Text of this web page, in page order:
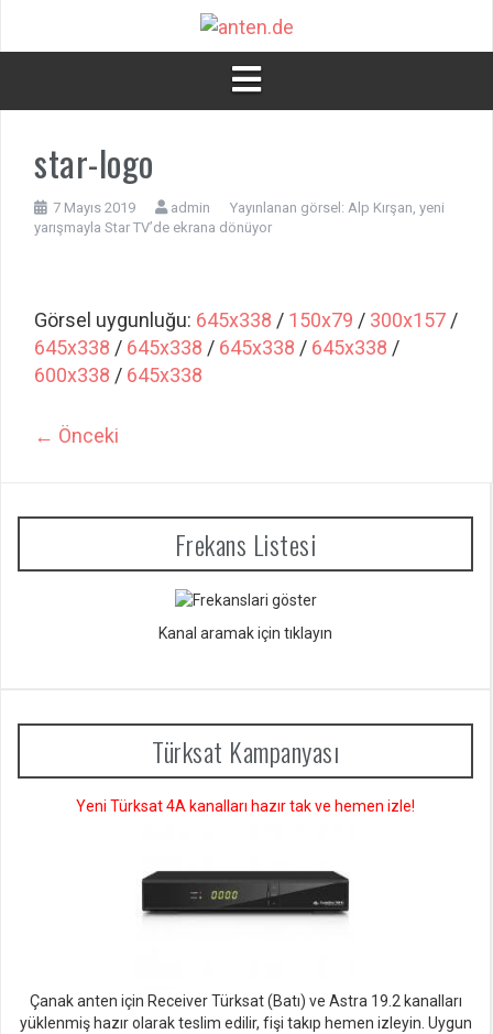
star-logo
7 Mayıs 2019 admin Yayınlanan görsel: Alp Kırşan, yeni
yarışmayla Star TV’de ekrana dönüyor
Görsel uygunluğu: 645x338 / 150x79 / 300x157 /
645x338 / 645x338 / 645x338 / 645x338 /
600x338 / 645x338
← Önceki
Frekans Listesi
Kanal aramak için tıklayın
Türksat Kampanyası
Yeni Türksat 4A kanalları hazır tak ve hemen izle!
Çanak anten için Receiver Türksat (Batı) ve Astra 19.2 kanalları
yüklenmiş hazır olarak teslim edilir, fişi takıp hemen izleyin. Uygun